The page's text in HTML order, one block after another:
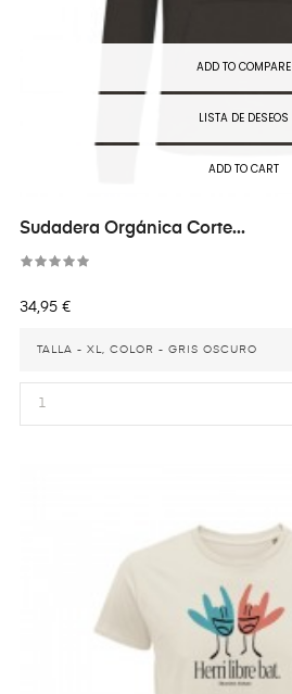
ADD TO COMPARE
LISTA DE DESEOS
ADD TO CART
Sudadera Orgánica Corte...
Precio
34,95 €
TALLA - XL, COLOR - GRIS OSCURO